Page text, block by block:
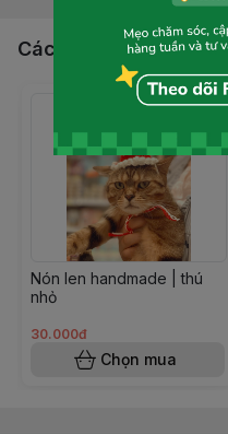
Các sản phẩm, dịch
Nón len handmade | thú
nhỏ
30.000đ
Chọn mua